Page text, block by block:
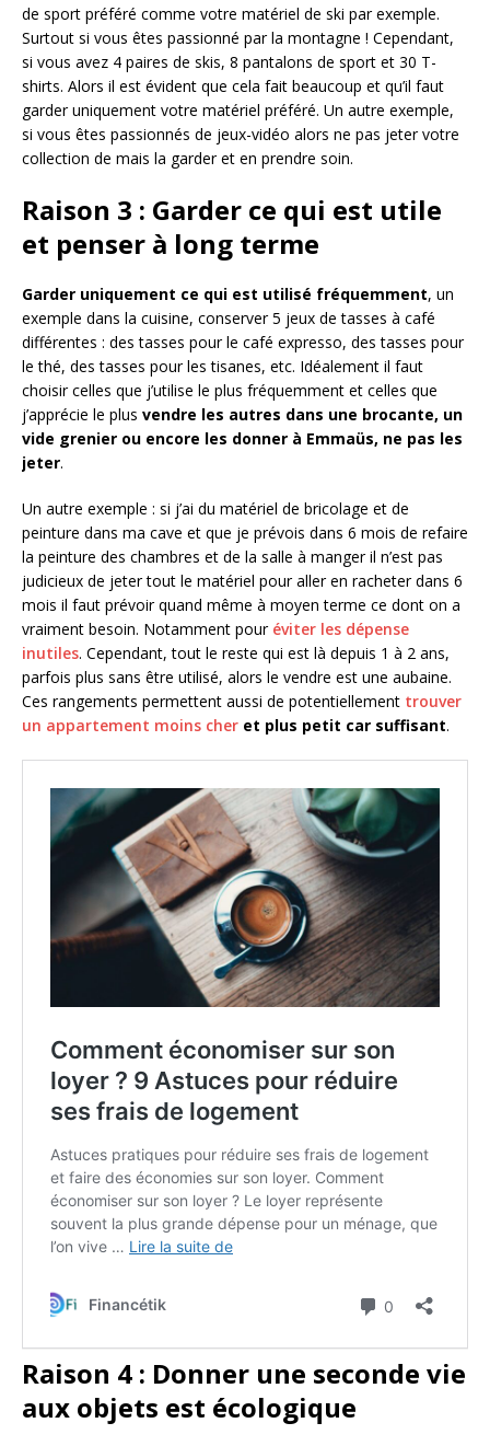
de sport préféré comme votre matériel de ski par exemple.
Surtout si vous êtes passionné par la montagne ! Cependant,
si vous avez 4 paires de skis, 8 pantalons de sport et 30 T-
shirts. Alors il est évident que cela fait beaucoup et qu’il faut
garder uniquement votre matériel préféré. Un autre exemple,
si vous êtes passionnés de jeux-vidéo alors ne pas jeter votre
collection de mais la garder et en prendre soin.
Raison 3 : Garder ce qui est utile
et penser à long terme
Garder uniquement ce qui est utilisé fréquemment, un
exemple dans la cuisine, conserver 5 jeux de tasses à café
différentes : des tasses pour le café expresso, des tasses pour
le thé, des tasses pour les tisanes, etc. Idéalement il faut
choisir celles que j’utilise le plus fréquemment et celles que
j’apprécie le plus vendre les autres dans une brocante, un
vide grenier ou encore les donner à Emmaüs, ne pas les
jeter.
Un autre exemple : si j’ai du matériel de bricolage et de
peinture dans ma cave et que je prévois dans 6 mois de refaire
la peinture des chambres et de la salle à manger il n’est pas
judicieux de jeter tout le matériel pour aller en racheter dans 6
mois il faut prévoir quand même à moyen terme ce dont on a
vraiment besoin. Notamment pour éviter les dépense
inutiles. Cependant, tout le reste qui est là depuis 1 à 2 ans,
parfois plus sans être utilisé, alors le vendre est une aubaine.
Ces rangements permettent aussi de potentiellement trouver
un appartement moins cher et plus petit car suffisant.
Raison 4 : Donner une seconde vie
aux objets est écologique